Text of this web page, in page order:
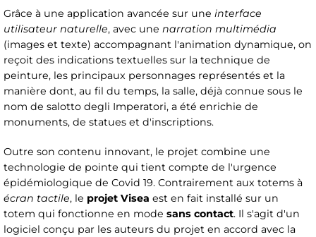
Grâce à une application avancée sur une interface
utilisateur naturelle, avec une narration multimédia
(images et texte) accompagnant l'animation dynamique, on
reçoit des indications textuelles sur la technique de
peinture, les principaux personnages représentés et la
manière dont, au fil du temps, la salle, déjà connue sous le
nom de salotto degli Imperatori, a été enrichie de
monuments, de statues et d'inscriptions.
Outre son contenu innovant, le projet combine une
technologie de pointe qui tient compte de l'urgence
épidémiologique de Covid 19. Contrairement aux totems à
écran tactile, le projet Visea est en fait installé sur un
totem qui fonctionne en mode sans contact. Il s'agit d'un
logiciel conçu par les auteurs du projet en accord avec la